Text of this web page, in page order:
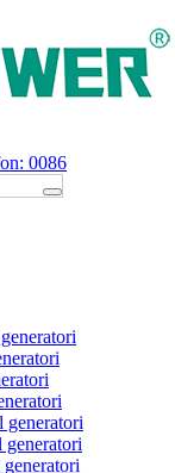
0086